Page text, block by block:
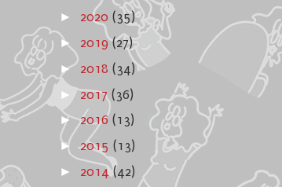
► 2020 (35)
► 2019(27)
► 2018 (34)
►2017 (36)
►2016 (13)
►2015 (13)
► 2014(42)